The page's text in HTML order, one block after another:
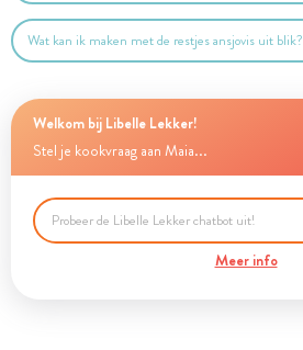
Wat kan ik maken met de restjes ansjovis uit blik?
Welkom bij Libelle Lekker!
Stel je kookvraag aan Maia...
Meer info